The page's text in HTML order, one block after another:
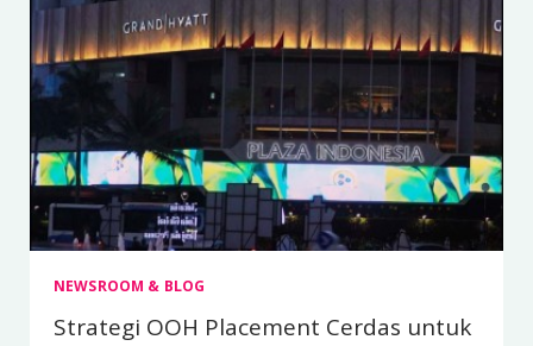
NEWSROOM & BLOG
Strategi OOH Placement Cerdas untuk